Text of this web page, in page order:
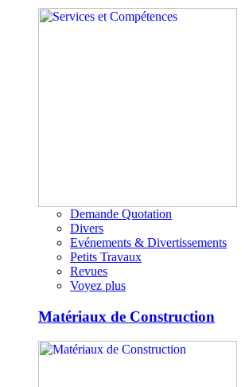
Demande Quotation
Divers
Evénements & Divertissements
Petits Travaux
Revues
Voyez plus
Matériaux de Construction